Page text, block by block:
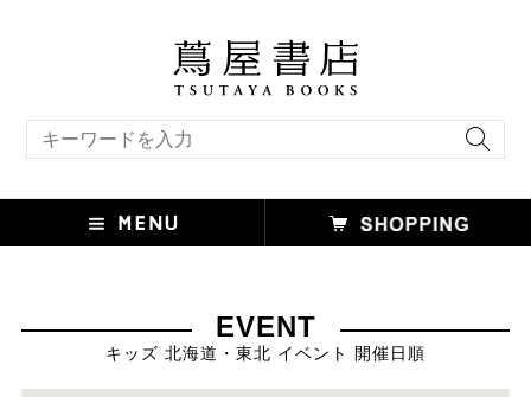
EVENT
キッズ 北海道・東北 イベント 開催日順